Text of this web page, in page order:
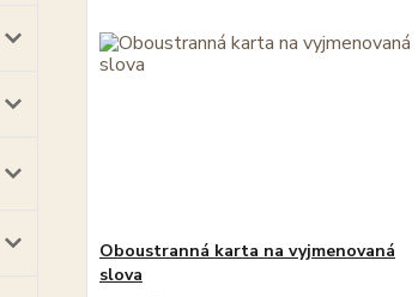
Oboustranná karta na vyjmenovaná
slova